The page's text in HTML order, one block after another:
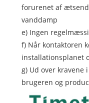
forurenet af
vanddamp
e) Ingen
f) Når kontaktoren
installationsplanet
g) Ud over kravene
brugeren og